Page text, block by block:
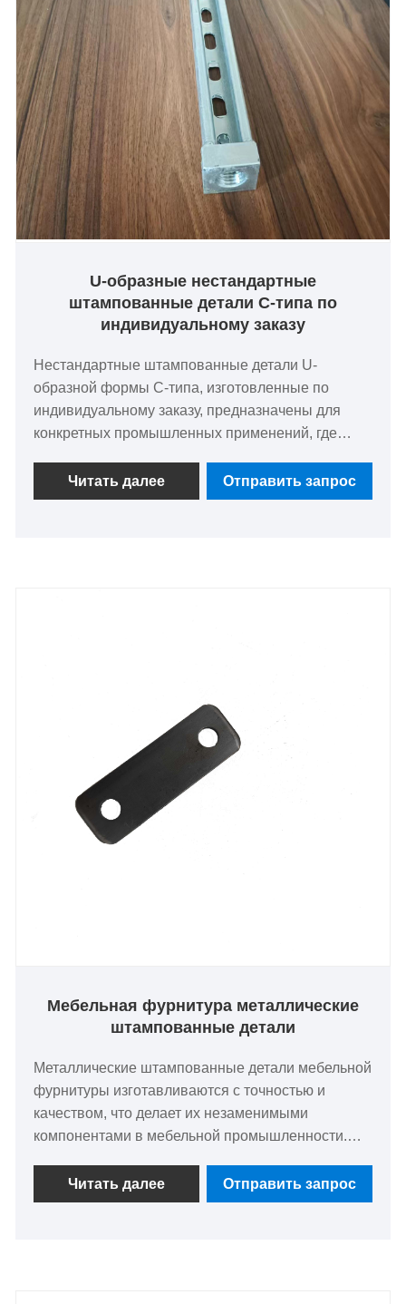
U-образные нестандартные
штампованные детали C-типа по
индивидуальному заказу
Нестандартные штампованные детали U-
образной формы C-типа, изготовленные по
индивидуальному заказу, предназначены для
конкретных промышленных применений, где
требованиям. Эти детали, широко используемые
в автомобильной, строительной и
индивидуальной настройки наши штампованные
детали обеспечивают идеальную посадку и
превосходную производительность в любых
сложных условиях. Выбирайте нашу продукцию
для индивидуальных решений, отвечающих
вашим уникальным требованиям.
Читать далее Отправить запрос
Мебельная фурнитура металлические
штампованные детали
Металлические штампованные детали мебельной
фурнитуры изготавливаются с точностью и
качеством, что делает их незаменимыми
компонентами в мебельной промышленности.
мебельной фурнитуры предназначены для
обеспечения долговечности, надежности и
Читать далее Отправить запрос